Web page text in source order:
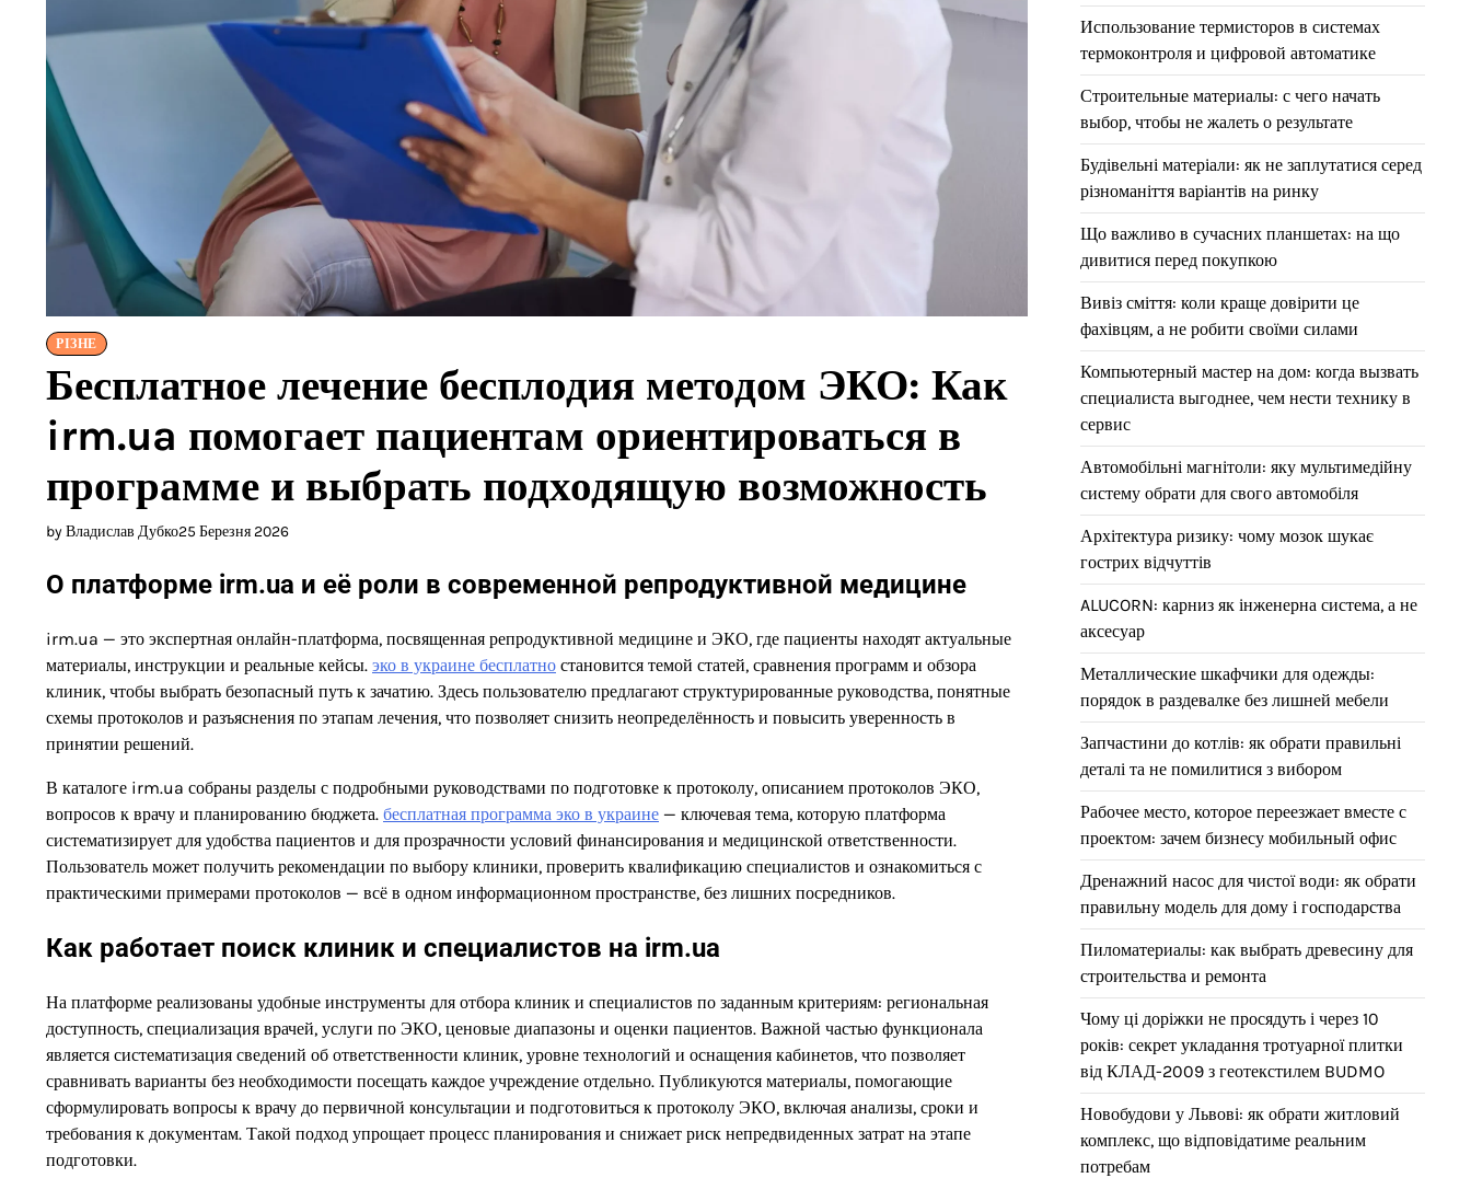
РІЗНЕ
Бесплатное лечение бесплодия методом ЭКО: Как
irm.ua помогает пациентам ориентироваться в
программе и выбрать подходящую возможность
by Владислав Дубко25 Березня 2026
О платформе irm.ua и её роли в современной репродуктивной медицине
irm.ua — это экспертная онлайн-платформа, посвященная репродуктивной медицине и ЭКО, где пациенты находят актуальные
материалы, инструкции и реальные кейсы. эко в украине бесплатно становится темой статей, сравнения программ и обзора
клиник, чтобы выбрать безопасный путь к зачатию. Здесь пользователю предлагают структурированные руководства, понятные
схемы протоколов и разъяснения по этапам лечения, что позволяет снизить неопределённость и повысить уверенность в
принятии решений.
В каталоге irm.ua собраны разделы с подробными руководствами по подготовке к протоколу, описанием протоколов ЭКО,
вопросов к врачу и планированию бюджета. бесплатная программа эко в украине — ключевая тема, которую платформа
систематизирует для удобства пациентов и для прозрачности условий финансирования и медицинской ответственности.
Пользователь может получить рекомендации по выбору клиники, проверить квалификацию специалистов и ознакомиться с
практическими примерами протоколов — всё в одном информационном пространстве, без лишних посредников.
Как работает поиск клиник и специалистов на irm.ua
На платформе реализованы удобные инструменты для отбора клиник и специалистов по заданным критериям: региональная
доступность, специализация врачей, услуги по ЭКО, ценовые диапазоны и оценки пациентов. Важной частью функционала
является систематизация сведений об ответственности клиник, уровне технологий и оснащения кабинетов, что позволяет
сравнивать варианты без необходимости посещать каждое учреждение отдельно. Публикуются материалы, помогающие
сформулировать вопросы к врачу до первичной консультации и подготовиться к протоколу ЭКО, включая анализы, сроки и
требования к документам. Такой подход упрощает процесс планирования и снижает риск непредвиденных затрат на этапе
подготовки.
Использование термисторов в системах
термоконтроля и цифровой автоматике
Строительные материалы: с чего начать
выбор, чтобы не жалеть о результате
Будівельні матеріали: як не заплутатися серед
різноманіття варіантів на ринку
Що важливо в сучасних планшетах: на що
дивитися перед покупкою
Вивіз сміття: коли краще довірити це
фахівцям, а не робити своїми силами
Компьютерный мастер на дом: когда вызвать
специалиста выгоднее, чем нести технику в
сервис
Автомобільні магнітоли: яку мультимедійну
систему обрати для свого автомобіля
Архітектура ризику: чому мозок шукає
гострих відчуттів
ALUCORN: карниз як інженерна система, а не
аксесуар
Металлические шкафчики для одежды:
порядок в раздевалке без лишней мебели
Запчастини до котлів: як обрати правильні
деталі та не помилитися з вибором
Рабочее место, которое переезжает вместе с
проектом: зачем бизнесу мобильный офис
Дренажний насос для чистої води: як обрати
правильну модель для дому і господарства
Пиломатериалы: как выбрать древесину для
строительства и ремонта
Чому ці доріжки не просядуть і через 10
років: секрет укладання тротуарної плитки
від КЛАД-2009 з геотекстилем BUDMO
Новобудови у Львові: як обрати житловий
комплекс, що відповідатиме реальним
потребам